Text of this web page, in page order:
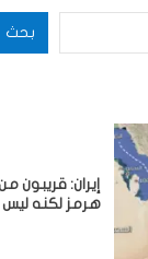
بحث
إيران: قريبون
هرمز لكنه ليس